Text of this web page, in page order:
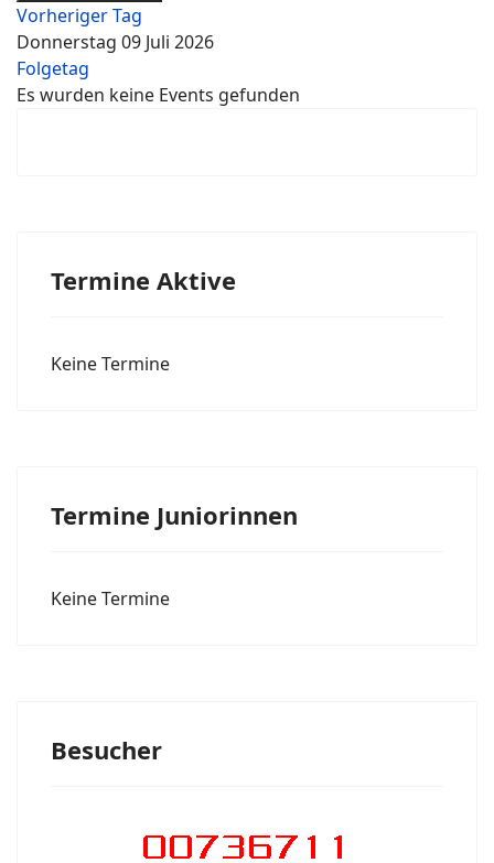
Vorheriger Tag
Donnerstag 09 Juli 2026
Folgetag
Es wurden keine Events gefunden
Termine Aktive
Keine Termine
Termine Juniorinnen
Keine Termine
Besucher